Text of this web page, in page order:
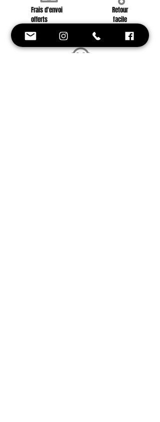
Frais d'envoi
offerts
à partir de 40 euros
Retour
facile
contactez nous !